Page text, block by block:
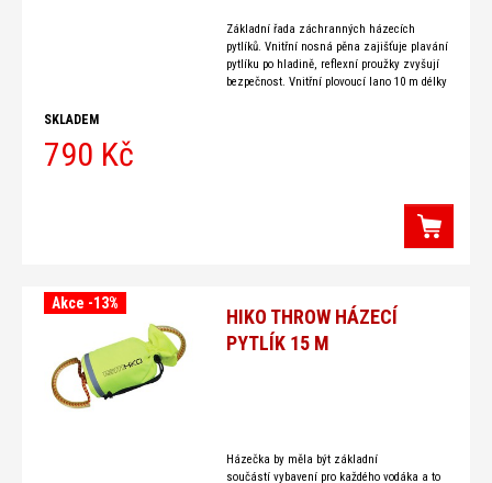
Základní řada záchranných házecích
pytlíků. Vnitřní nosná pěna zajišťuje plavání
pytlíku po hladině, reflexní proužky zvyšují
bezpečnost. Vnitřní plovoucí lano 10 m délky
SKLADEM
790 Kč
HIKO THROW HÁZECÍ
PYTLÍK 15 M
Akce -13%
Házečka by měla být základní
součástí vybavení pro každého vodáka a to